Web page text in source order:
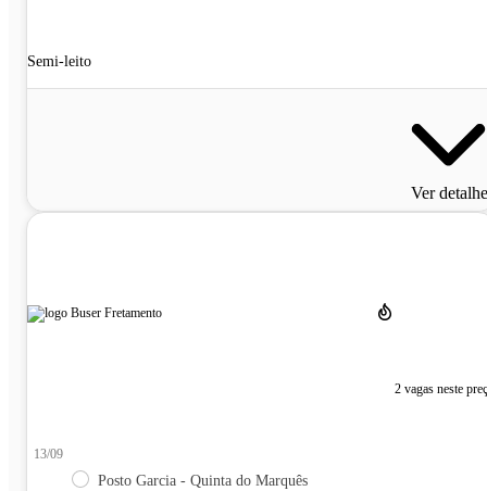
Semi-leito
Ver
2 vagas neste
13/09
Posto Garcia - Quinta do Marquês